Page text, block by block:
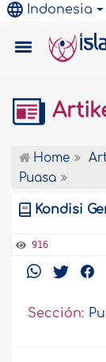
Indonesia
Home
Puasa
Kondisi
916
Sección: